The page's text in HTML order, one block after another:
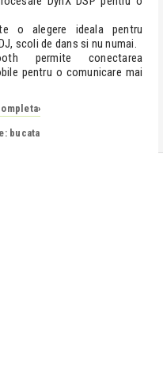
o alegere ideala pentru
scoli de dans si nu numai.
permite conectarea
pentru o comunicare mai
›
bucata